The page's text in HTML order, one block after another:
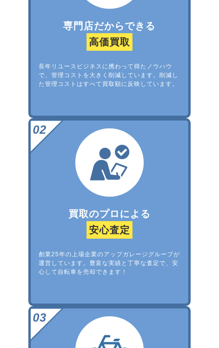
専門店だからできる
高価買取
長年リユースビジネスに携わって得たノウハウ
で、管理コストを大きく削減しています。削減し
た管理コストはすべて買取額に反映しています。
買取のプロによる
安心査定
創業25年の上場企業のアップガレージグループが
運営しています。豊富な実績と丁寧な査定で、安
心して自転車を売却できます！